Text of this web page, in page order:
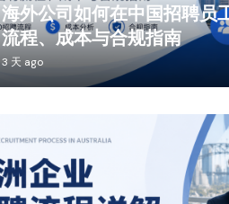
海外公司如何在中国招聘员
流程、成本与合规指南
3 天 ago